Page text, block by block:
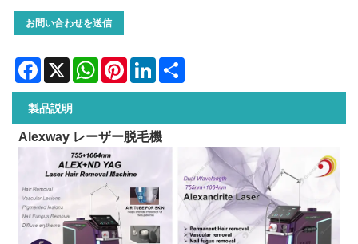
お問い合わせを送信
Facebook
X WhatsAppPinterestLinkedIn
製品説明
Alexway レーザー脱毛機